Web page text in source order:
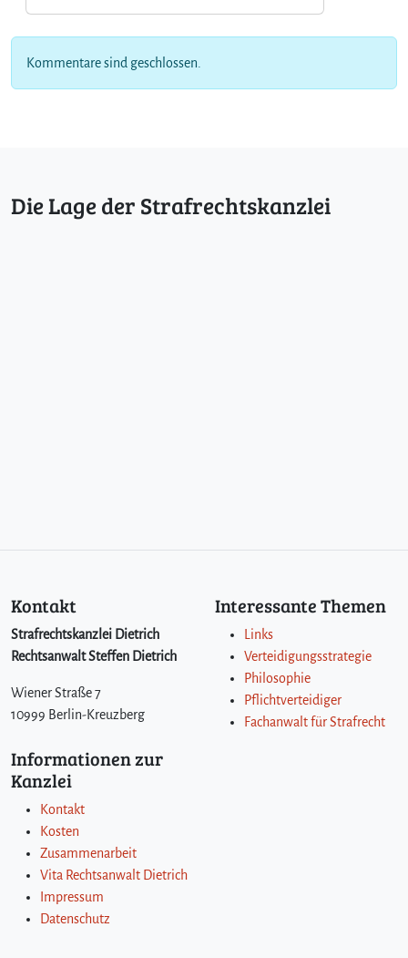
Kommentare sind geschlossen.
Die Lage der Strafrechtskanzlei
Kontakt
Strafrechtskanzlei Dietrich
Rechtsanwalt Steffen Dietrich
Wiener Straße 7
10999 Berlin-Kreuzberg
Interessante Themen
Links
Verteidigungsstrategie
Philosophie
Pflichtverteidiger
Fachanwalt für Strafrecht
Informationen zur
Kanzlei
Kontakt
Kosten
Zusammenarbeit
Vita Rechtsanwalt Dietrich
Impressum
Datenschutz